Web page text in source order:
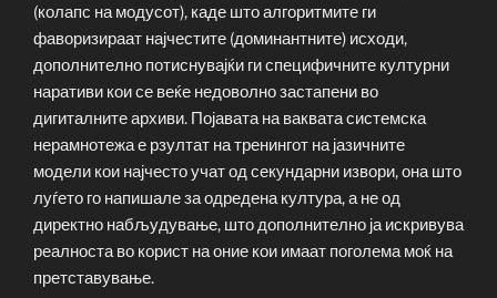
(колапс на модусот), каде што алгоритмите ги
фаворизираат најчестите (доминантните) исходи,
дополнително потиснувајќи ги специфичните културни
наративи кои се веќе недоволно застапени во
дигиталните архиви. Појавата на ваквата системска
нерамнотежа е рзултат на тренингот на јазичните
модели кои најчесто учат од секундарни извори, она што
луѓето го напишале за одредена култура, а не од
директно набљудување, што дополнително ја искривува
реалноста во корист на оние кои имаат поголема моќ на
претставување.